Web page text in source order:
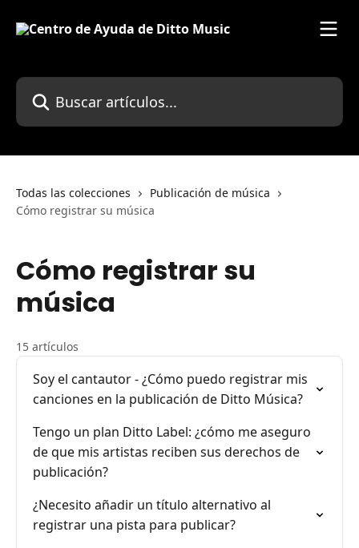
Buscar artículos...
Todas las colecciones
Publicación de música
Cómo registrar su música
Cómo registrar su
música
15 artículos
Soy el cantautor - ¿Cómo puedo registrar mis
canciones en la publicación de Ditto Música?
Tengo un plan Ditto Label: ¿cómo me aseguro
de que mis artistas reciben sus derechos de
publicación?
¿Necesito añadir un título alternativo al
registrar una pista para publicar?